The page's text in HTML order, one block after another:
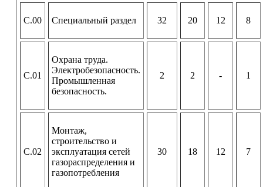
С.00 Специальный раздел 32 20 12 8
С.01
Охрана труда.
Электробезопасность.
Промышленная
безопасность.
2 2 - 1
С.02
Монтаж,
строительство и
эксплуатация сетей
газораспределения и
газопотребления
30 18 12 7